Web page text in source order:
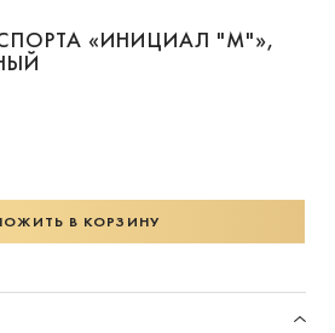
«ИНИЦИАЛ "М"»,
В КОРЗИНУ